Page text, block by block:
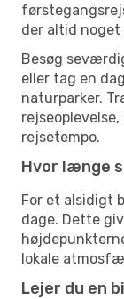
der altid
Besøg
eller tag en
naturparker.
rejsetempo.
Hvor længe
For et alsidigt
dage. Dette
lokale
Lejer du en